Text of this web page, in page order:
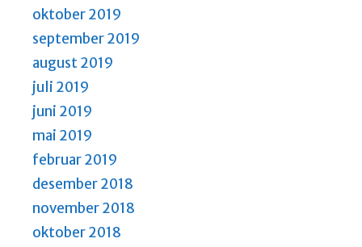
oktober 2019
september 2019
august 2019
juli 2019
juni 2019
mai 2019
februar 2019
desember 2018
november 2018
oktober 2018